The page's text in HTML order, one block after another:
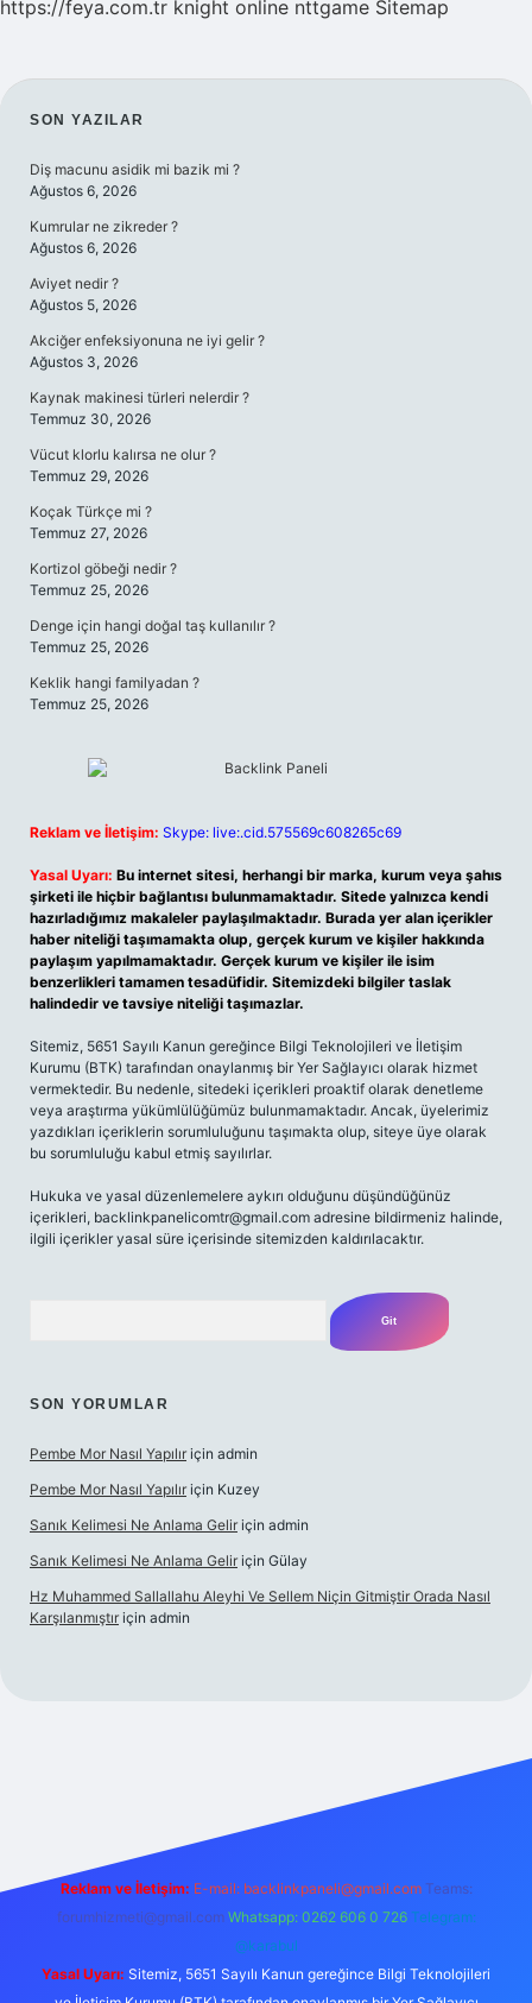
https://feya.com.tr knight online nttgame Sitemap
SIDEBAR
SON YAZILAR
Diş macunu asidik mi bazik mi ?
Ağustos 6, 2026
Kumrular ne zikreder ?
Ağustos 6, 2026
Aviyet nedir ?
Ağustos 5, 2026
Akciğer enfeksiyonuna ne iyi gelir ?
Ağustos 3, 2026
Kaynak makinesi türleri nelerdir ?
Temmuz 30, 2026
Vücut klorlu kalırsa ne olur ?
Temmuz 29, 2026
Koçak Türkçe mi ?
Temmuz 27, 2026
Kortizol göbeği nedir ?
Temmuz 25, 2026
Denge için hangi doğal taş kullanılır ?
Temmuz 25, 2026
Keklik hangi familyadan ?
Temmuz 25, 2026
Reklam ve İletişim: Skype: live:.cid.575569c608265c69
Yasal Uyarı: Bu internet sitesi, herhangi bir marka, kurum veya şahıs
şirketi ile hiçbir bağlantısı bulunmamaktadır. Sitede yalnızca kendi
hazırladığımız makaleler paylaşılmaktadır. Burada yer alan içerikler
haber niteliği taşımamakta olup, gerçek kurum ve kişiler hakkında
paylaşım yapılmamaktadır. Gerçek kurum ve kişiler ile isim
benzerlikleri tamamen tesadüfidir. Sitemizdeki bilgiler taslak
halindedir ve tavsiye niteliği taşımazlar.
Sitemiz, 5651 Sayılı Kanun gereğince Bilgi Teknolojileri ve İletişim
Kurumu (BTK) tarafından onaylanmış bir Yer Sağlayıcı olarak hizmet
vermektedir. Bu nedenle, sitedeki içerikleri proaktif olarak denetleme
veya araştırma yükümlülüğümüz bulunmamaktadır. Ancak, üyelerimiz
yazdıkları içeriklerin sorumluluğunu taşımakta olup, siteye üye olarak
bu sorumluluğu kabul etmiş sayılırlar.
Hukuka ve yasal düzenlemelere aykırı olduğunu düşündüğünüz
içerikleri, backlinkpanelicomtr@gmail.com adresine bildirmeniz halinde,
ilgili içerikler yasal süre içerisinde sitemizden kaldırılacaktır.
SON YORUMLAR
Pembe Mor Nasıl Yapılır için admin
Pembe Mor Nasıl Yapılır için Kuzey
Sanık Kelimesi Ne Anlama Gelir için admin
Sanık Kelimesi Ne Anlama Gelir için Gülay
Hz Muhammed Sallallahu Aleyhi Ve Sellem Niçin Gitmiştir Orada Nasıl
Karşılanmıştır için admin
Reklam ve İletişim: E-mail: backlinkpaneli@gmail.com Teams:
forumhizmeti@gmail.com Whatsapp: 0262 606 0 726 Telegram:
@karabul
Yasal Uyarı: Sitemiz, 5651 Sayılı Kanun gereğince Bilgi Teknolojileri